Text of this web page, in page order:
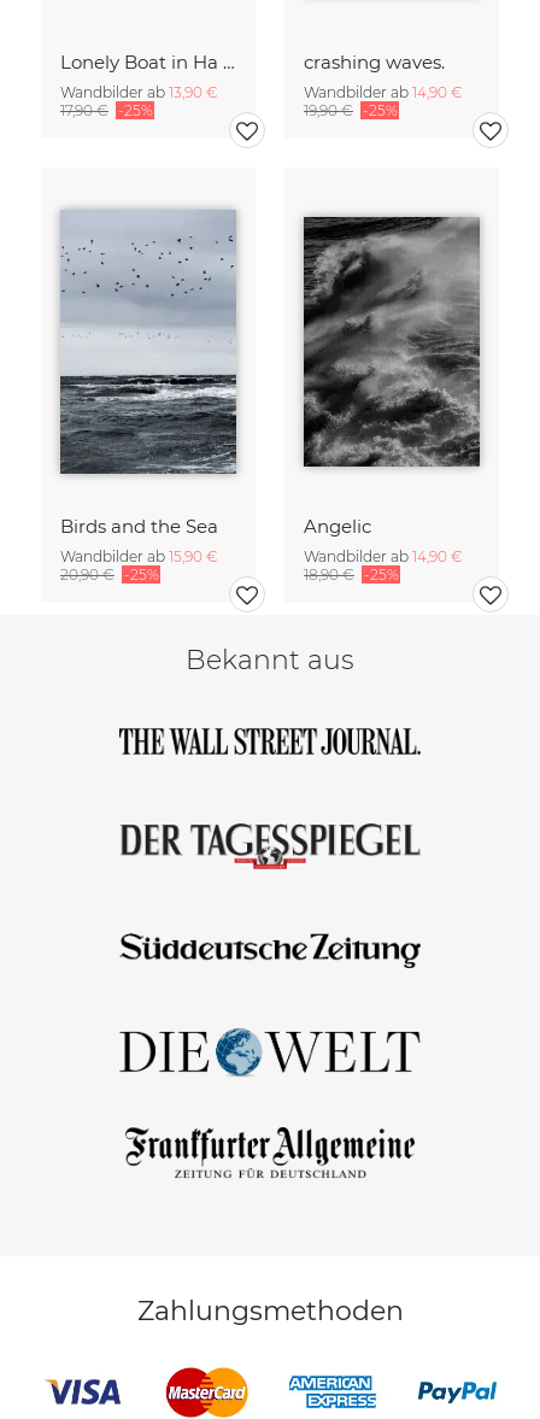
Lonely Boat in Ha Long Bay Vietnam
Wandbilder ab 13,90 €
17,90 € -25%
crashing waves.
Wandbilder ab 14,90 €
19,90 € -25%
Birds and the Sea
Wandbilder ab 15,90 €
20,90 € -25%
Angelic
Wandbilder ab 14,90 €
18,90 € -25%
Bekannt aus
Zahlungsmethoden